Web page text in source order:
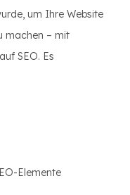
um Ihre Website
machen – mit
SEO. Es
Elemente